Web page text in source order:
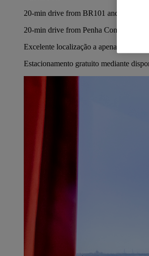
20-min drive from BR101 and
20-min drive from Penha Convent
Excelente localização a apenas 5,6 km
Estacionamento gratuito mediante